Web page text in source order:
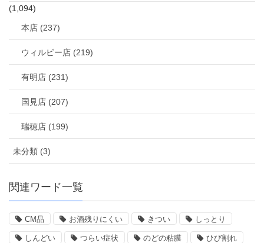
(1,094)
本店 (237)
ウィルビー店 (219)
有明店 (231)
国見店 (207)
瑞穂店 (199)
未分類 (3)
関連ワード一覧
CM品 お酒残りにくい きつい しっとり
しんどい つらい症状 のどの粘膜 ひび割れ